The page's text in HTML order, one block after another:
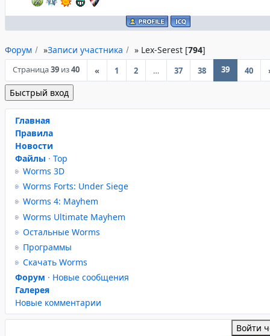
Форум »Записи участника » Lex-Serest [794]
Страница39 из40 « 1 2 … 37 38 39 40
Главная
Правила
Новости
Файлы · Top
Worms 3D
Worms Forts: Under Siege
Worms 4: Mayhem
Worms Ultimate Mayhem
Остальные Worms
Программы
Скачать Worms
Форум · Новые сообщения
Галерея
Новые комментарии
Войти